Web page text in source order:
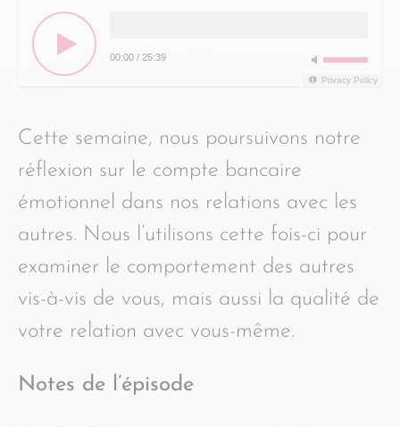
00:00 / 25:39
Privacy Policy
Cette semaine, nous poursuivons notre
réflexion sur le compte bancaire
émotionnel dans nos relations avec les
autres. Nous l’utilisons cette fois-ci pour
examiner le comportement des autres
vis-à-vis de vous, mais aussi la qualité de
votre relation avec vous-même.
Notes de l’épisode